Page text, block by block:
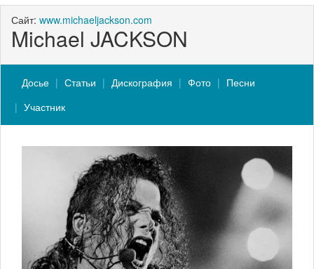
Сайт: www.michaeljackson.com
Michael JACKSON
Досье Статьи Дискография Фото
Песни
Участник